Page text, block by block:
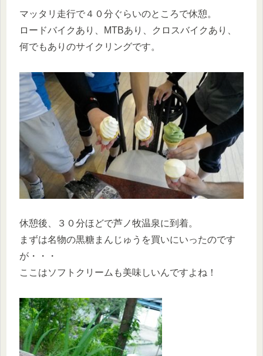
マッタリ走行で４０分ぐらいのところで休憩。
ロードバイクあり、MTBあり、クロスバイクあり、
何でもありのサイクリングです。
休憩後、３０分ほどで芦ノ牧温泉に到着。
まずは名物の黒糖まんじゅうを買いにいったのです
が・・・
ここはソフトクリームも美味しいんですよね！